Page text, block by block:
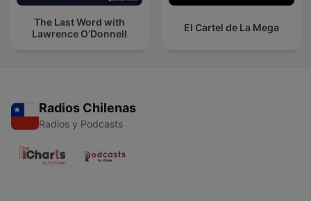
The Last Word with
Lawrence O’Donnell
El Cartel de La Mega
Radios Chilenas
Radios y Podcasts